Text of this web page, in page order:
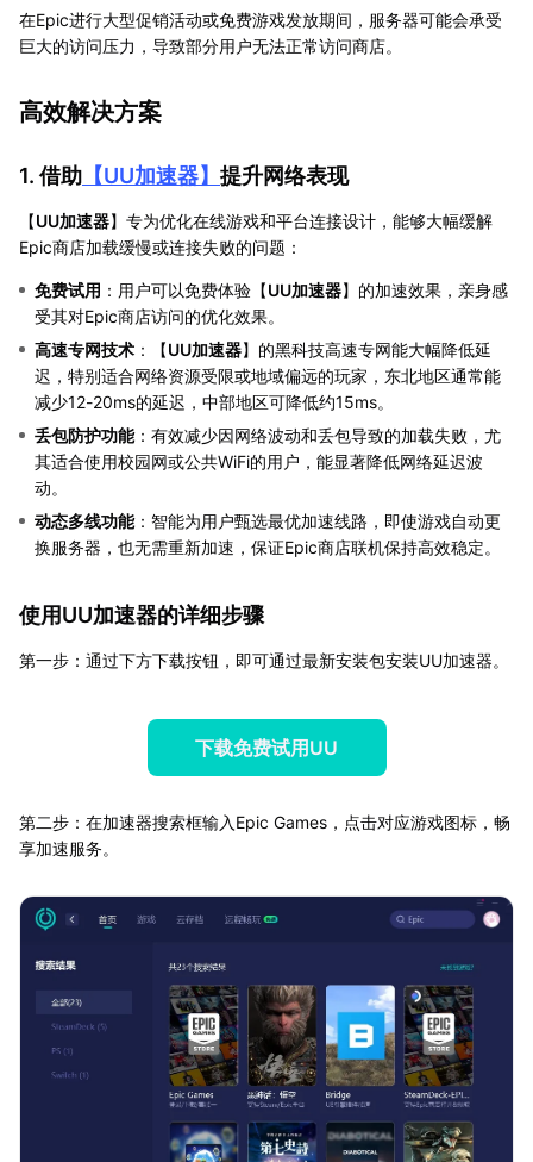
在Epic进行大型促销活动或免费游戏发放期间，服务器可能会承受
巨大的访问压力，导致部分用户无法正常访问商店。
高效解决方案
1. 借助 【UU加速器】 提升网络表现
【UU加速器】专为优化在线游戏和平台连接设计，能够大幅缓解
Epic商店加载缓慢或连接失败的问题：
免费试用 ：用户可以免费体验【UU加速器】的加速效果，亲身感
受其对Epic商店访问的优化效果。
高速专网技术 ：【UU加速器】的黑科技高速专网能大幅降低延
迟，特别适合网络资源受限或地域偏远的玩家，东北地区通常能
减少12-20ms的延迟，中部地区可降低约15ms。
丢包防护功能：有效减少因网络波动和丢包导致的加载失败，尤
其适合使用校园网或公共WiFi的用户，能显著降低网络延迟波
动。
动态多线功能：智能为用户甄选最优加速线路，即使游戏自动更
换服务器，也无需重新加速，保证Epic商店联机保持高效稳定。
使用UU加速器的详细步骤
第一步：通过下方下载按钮，即可通过最新安装包安装UU加速器。
下载免费试用UU
第二步：在加速器搜索框输入Epic Games，点击对应游戏图标，畅
享加速服务。